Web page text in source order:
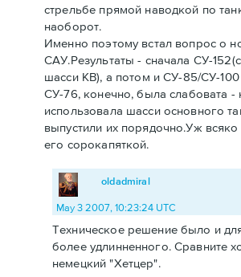
стрельбе прямой наводкой по
наоборот.
Именно поэтому встал вопрос о
САУ.Результаты - сначала СУ-
шасси КВ), а потом и СУ-85/СУ-
СУ-76, конечно, была слабовата -
использовала шасси основного
выпустили их порядочно.Уж
его сорокапяткой.
oldadmiral
May 3 2007, 10:23:24 UTC
Техническое решение было и
более удлинненного. Сравните
немецкий "Хетцер".